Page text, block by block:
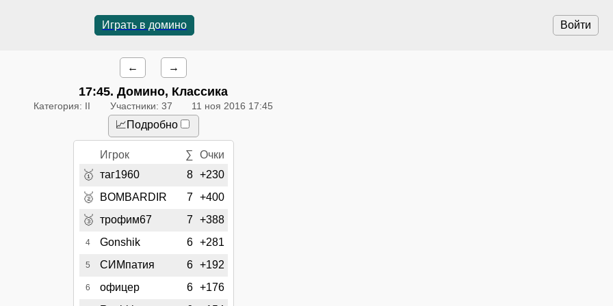
Войти
Играть в домино
← →
17:45. Домино, Классика
Категория: II Участники: 37 11 ноя 2016 17:45
📈Подробно
Игрок ∑ Очки
🥇 таг1960 8 +230
🥈 BOMBARDIR 7 +400
🥉 трофим67 7 +388
4 Gonshik 6 +281
5 СИМпатия 6 +192
6 офицер 6 +176